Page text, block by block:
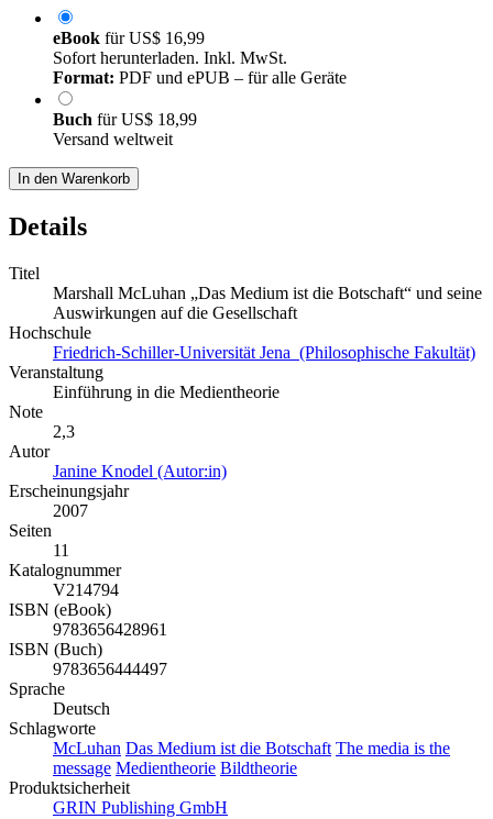
eBook fürUS$ 16,99
Sofort herunterladen. Inkl. MwSt.
Format: PDF und ePUB – für alle Geräte
Buch fürUS$ 18,99
Versand weltweit
In den Warenkorb
Details
Titel
Marshall McLuhan „Das Medium ist die Botschaft“ und seine
Auswirkungen auf die Gesellschaft
Hochschule
Friedrich-Schiller-Universität Jena (Philosophische Fakultät)
Veranstaltung
Einführung in die Medientheorie
Note
2,3
Autor
Janine Knodel (Autor:in)
Erscheinungsjahr
2007
Seiten
11
Katalognummer
V214794
ISBN (eBook)
9783656428961
ISBN (Buch)
9783656444497
Sprache
Deutsch
Schlagworte
McLuhan Das Medium ist die Botschaft The media is the
message Medientheorie Bildtheorie
Produktsicherheit
GRIN Publishing GmbH